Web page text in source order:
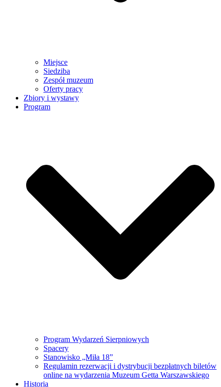
Miejsce
Siedziba
Zespół muzeum
Oferty pracy
Zbiory i wystawy
Program
Program Wydarzeń Sierpniowych
Spacery
Stanowisko „Miła 18”
Regulamin rezerwacji i dystrybucji bezpłatnych biletów
online na wydarzenia Muzeum Getta Warszawskiego
Historia